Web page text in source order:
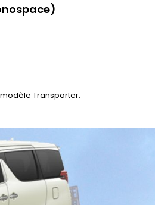
Transporter.